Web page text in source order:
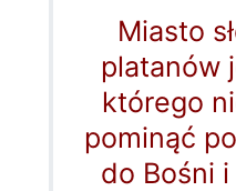
Miasto
platanów
którego
pominąć
do Bośni